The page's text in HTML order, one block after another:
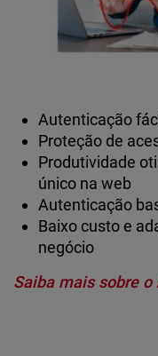
Autenticação
Proteção de
Produtividade
único na web
Autenticação
Baixo custo e
negócio
Saiba mais sobre o